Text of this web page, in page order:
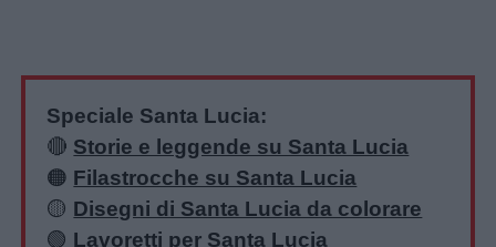
Speciale Santa Lucia:
🔴 Storie e leggende su Santa Lucia
🟠 Filastrocche su Santa Lucia
🟡 Disegni di Santa Lucia da colorare
🟢 Lavoretti per Santa Lucia